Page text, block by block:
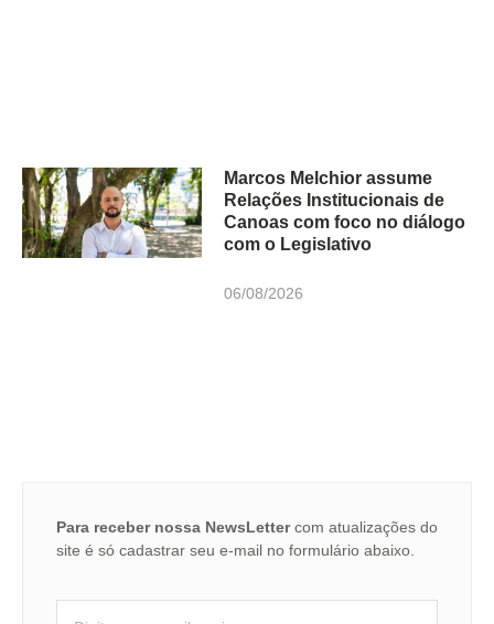
Marcos Melchior assume
Relações Institucionais de
Canoas com foco no diálogo
com o Legislativo
06/08/2026
Para receber nossa NewsLettercom atualizações do
site é só cadastrar seu e-mail no formulário abaixo.